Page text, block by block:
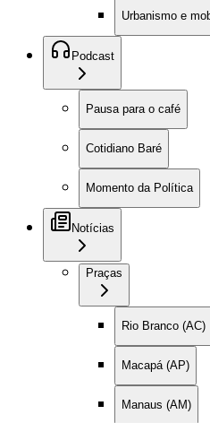
Urbanismo e
Podcast
Pausa para o café
Cotidiano Baré
Momento da Política
Notícias
Praças
Rio Branco (AC)
Macapá (AP)
Manaus (AM)